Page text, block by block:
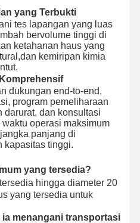
yang Terbukti
tes lapangan yang luas
bervolume tinggi di
ketahanan haus yang
kemiripan kimia
dukungan end-to-end,
program pemeliharaan
darurat, dan konsultasi
operasi maksimum
panjang di
kapasitas tinggi.
yang tersedia?
hingga diameter 20
yang tersedia untuk
ia menangani transportasi